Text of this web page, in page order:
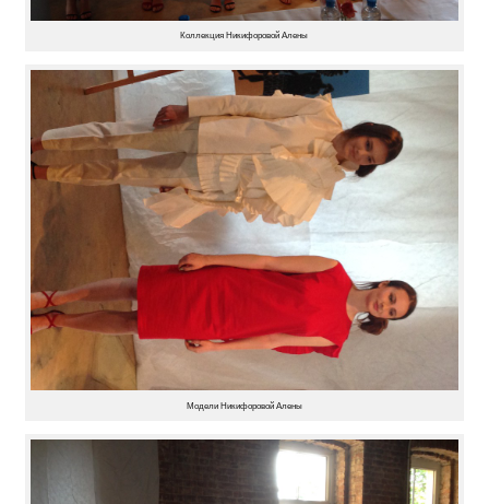
Коллекция Никифоровой Алены
Модели Никифоровой Алены